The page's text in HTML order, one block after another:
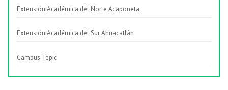
Extensión Académica del Norte Acaponeta
Extensión Académica del Sur Ahuacatlán
Campus Tepic